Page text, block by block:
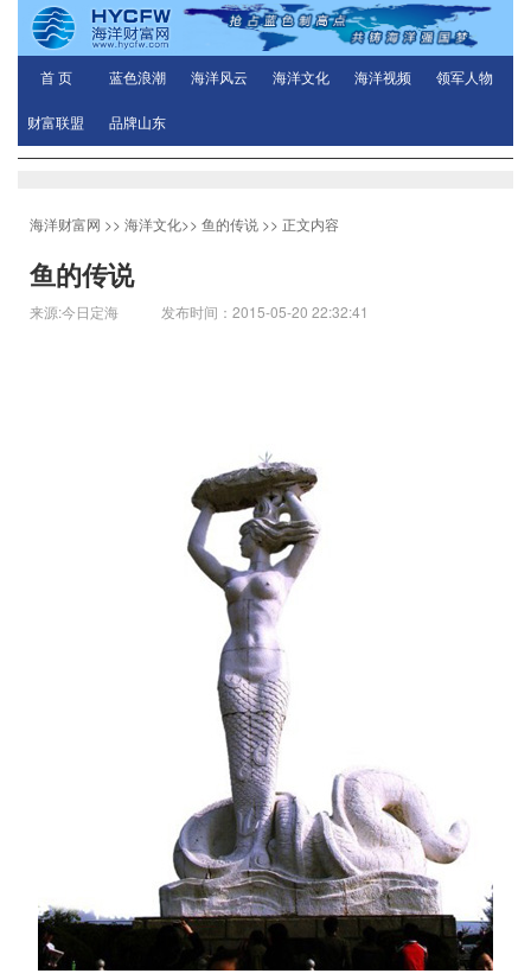
首 页 蓝色浪潮 海洋风云 海洋文化 海洋视频 领军人物
财富联盟 品牌山东
海洋财富网 >> 海洋文化>> 鱼的传说 >> 正文内容
鱼的传说
来源:今日定海 发布时间：2015-05-20 22:32:41